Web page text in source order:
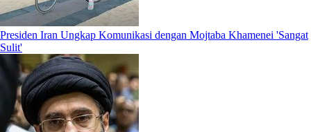
Presiden Iran Ungkap Komunikasi dengan Mojtaba Khamenei 'Sangat
Sulit'